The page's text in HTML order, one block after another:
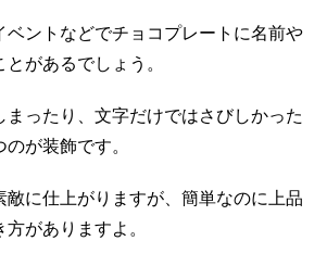
ントなどでチョコプレートに名前や
があるでしょう。
ったり、文字だけではさびしかった
が装飾です。
に仕上がりますが、簡単なのに上品
がありますよ。